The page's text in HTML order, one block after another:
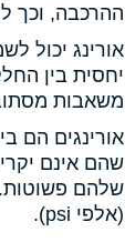
ההרכבה, וכך
אורינג יכול
יחסית בין
משאבות
אורינגים הם
שהם אינם
שלהם
(אלפי psi).